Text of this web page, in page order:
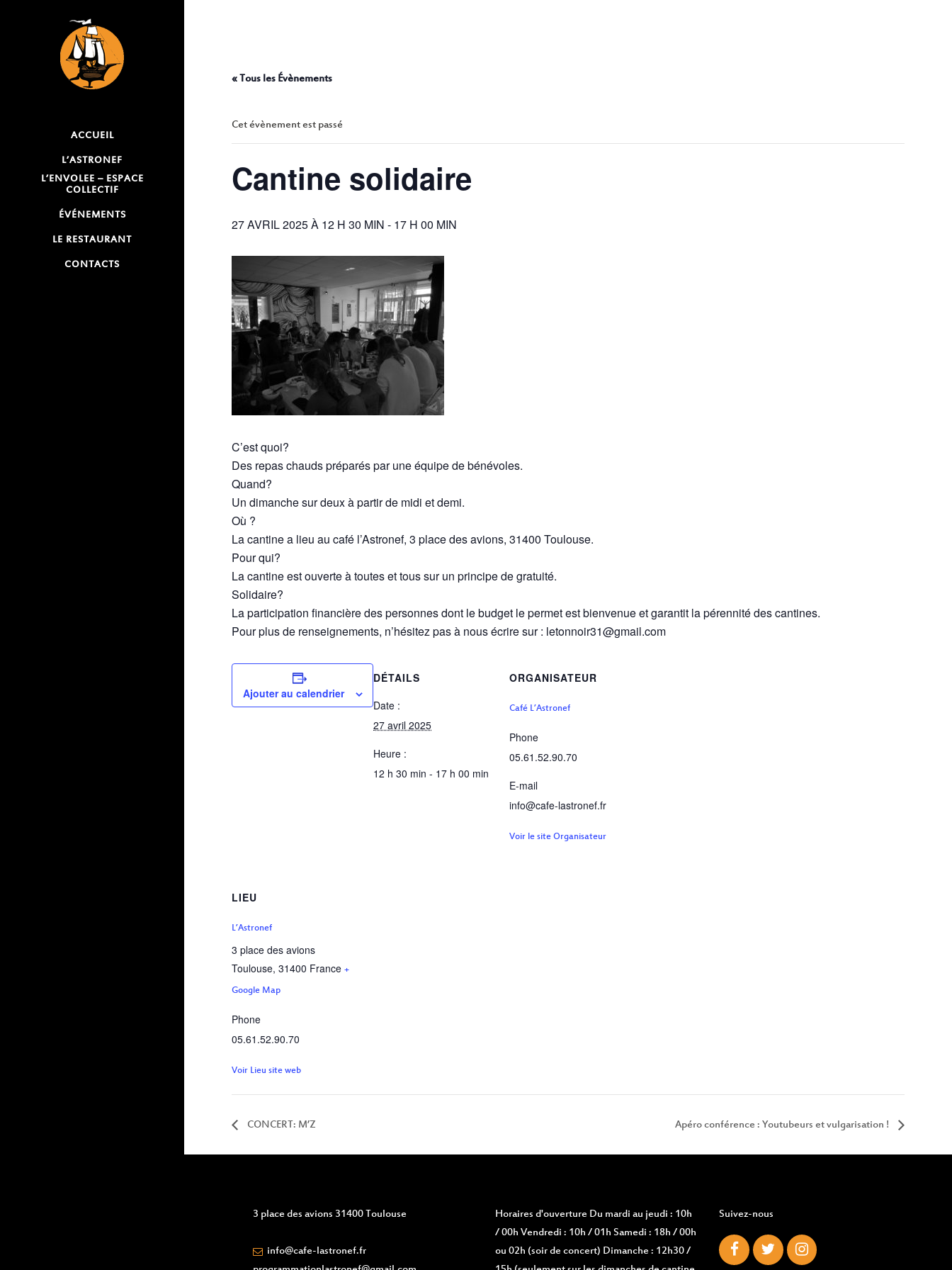
ACCUEIL
L’ASTRONEF
L’ENVOLEE – ESPACE
COLLECTIF
ÉVÉNEMENTS
LE RESTAURANT
CONTACTS
« Tous les Évènements
Cet évènement est passé
Cantine solidaire
27 AVRIL 2025 À 12 H 30 MIN - 17 H 00 MIN
C’est quoi?
Des repas chauds préparés par une équipe de bénévoles.
Quand?
Un dimanche sur deux à partir de midi et demi.
Où ?
La cantine a lieu au café l’Astronef, 3 place des avions, 31400 Toulouse.
Pour qui?
La cantine est ouverte à toutes et tous sur un principe de gratuité.
Solidaire?
La participation financière des personnes dont le budget le permet est bienvenue et garantit la pérennité des cantines.
Pour plus de renseignements, n’hésitez pas à nous écrire sur : letonnoir31@gmail.com
Ajouter au calendrier
DÉTAILS
Date :
27 avril 2025
Heure :
12 h 30 min - 17 h 00 min
ORGANISATEUR
Café L’Astronef
Phone
05.61.52.90.70
E-mail
info@cafe-lastronef.fr
Voir le site Organisateur
LIEU
L’Astronef
3 place des avions
Toulouse, 31400 France +
Google Map
Phone
05.61.52.90.70
Voir Lieu site web
CONCERT: M’Z Apéro conférence : Youtubeurs et vulgarisation !
3 place des avions 31400 Toulouse
info@cafe-lastronef.fr
Horaires d'ouvertureDu mardi au jeudi : 10h
/ 00h Vendredi : 10h / 01h Samedi : 18h / 00h
ou 02h (soir de concert) Dimanche : 12h30 /
Suivez-nous